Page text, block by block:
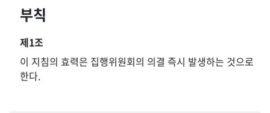
부칙
제1조
이 지침의 효력은 집행위원회의 의결 즉시 발생하는 것으로
한다.